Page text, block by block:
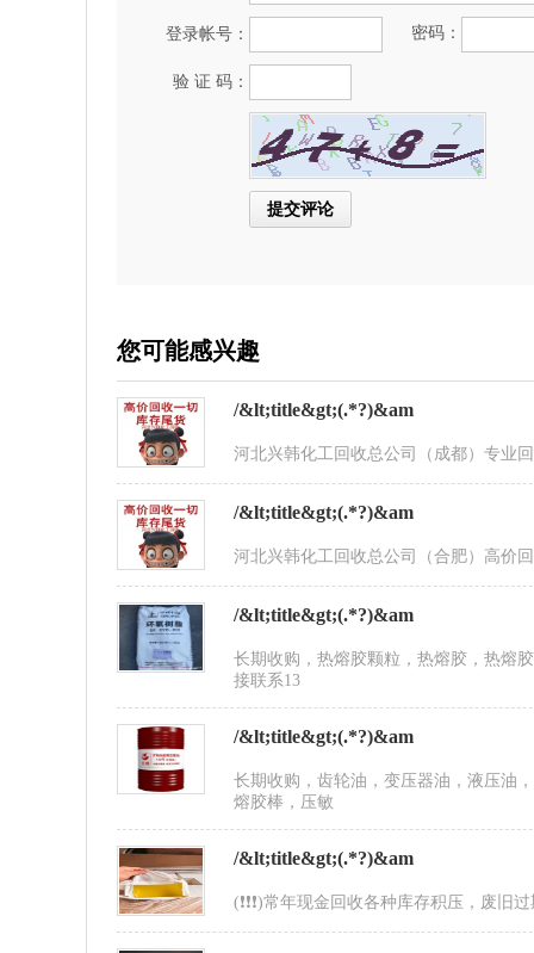
登录帐号： 密码：
验 证 码：
您可能感兴趣
/&lt;title&gt;(.*?)&am
河北兴韩化工回收总公司（成都）专业
/&lt;title&gt;(.*?)&am
河北兴韩化工回收总公司（合肥）高价
/&lt;title&gt;(.*?)&am
长期收购，热熔胶颗粒，热熔胶，热熔
接联系13
/&lt;title&gt;(.*?)&am
长期收购，齿轮油，变压器油，液压油
熔胶棒，压敏
/&lt;title&gt;(.*?)&am
(❗❗❗)常年现金回收各种库存积压，废